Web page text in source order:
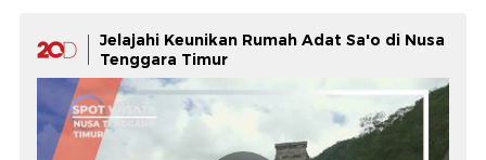
Jelajahi Keunikan Rumah Adat Sa'o di Nusa
Tenggara Timur